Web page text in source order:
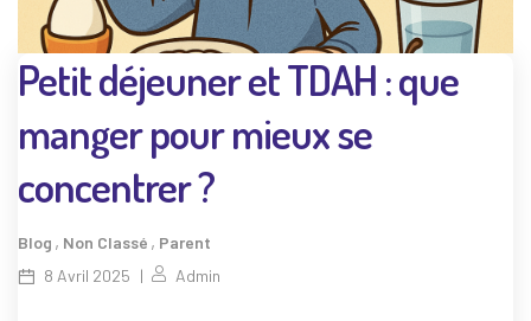
Petit déjeuner et TDAH : que
manger pour mieux se
concentrer ?
Blog , Non Classé , Parent
8 Avril 2025
Admin